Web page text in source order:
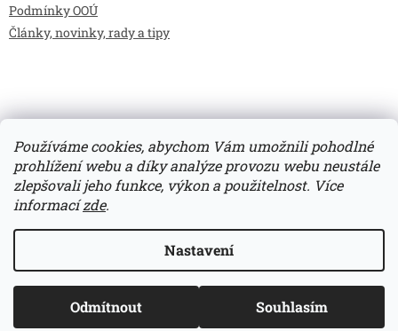
Používáme cookies, abychom Vám umožnili pohodlné
prohlížení webu a díky analýze provozu webu neustále
zlepšovali jeho funkce, výkon a použitelnost. Více
informacízde.
Nastavení
Odmítnout Souhlasím
Podmínky OOÚ
Články, novinky, rady a tipy
Vytvořil Shoptet
Bilimarket.cz
. Všechna práva vyhrazena.
Upravit nastavení cookies